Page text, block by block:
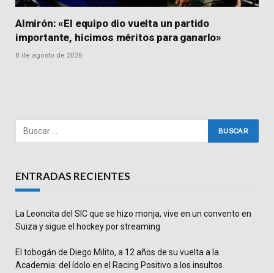
Almirón: «El equipo dio vuelta un partido
importante, hicimos méritos para ganarlo»
8 de agosto de 2026
ENTRADAS RECIENTES
La Leoncita del SIC que se hizo monja, vive en un convento en
Suiza y sigue el hockey por streaming
El tobogán de Diego Milito, a 12 años de su vuelta a la
Academia: del ídolo en el Racing Positivo a los insultos